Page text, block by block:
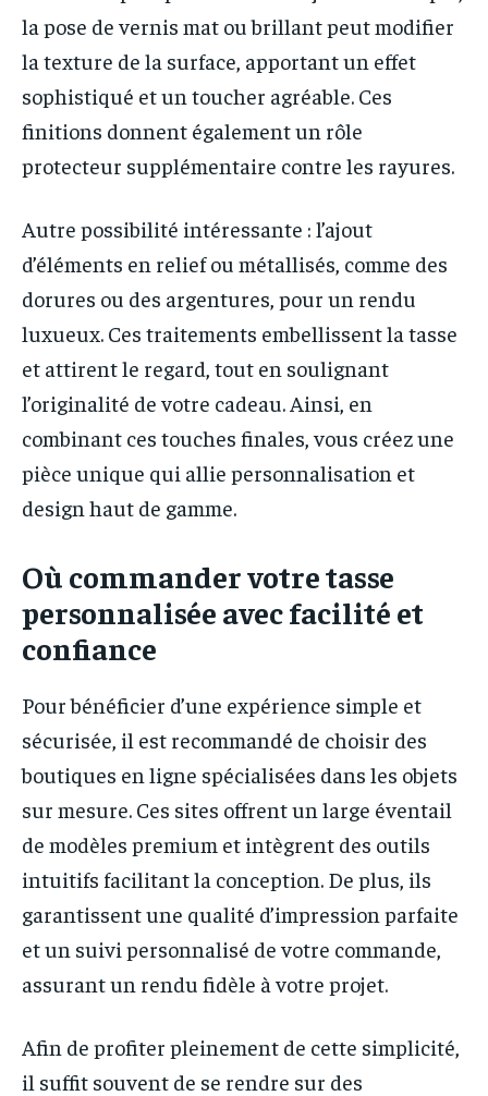
la pose de vernis mat ou brillant peut modifier
la texture de la surface, apportant un effet
sophistiqué et un toucher agréable. Ces
finitions donnent également un rôle
protecteur supplémentaire contre les rayures.
Autre possibilité intéressante : l’ajout
d’éléments en relief ou métallisés, comme des
dorures ou des argentures, pour un rendu
luxueux. Ces traitements embellissent la tasse
et attirent le regard, tout en soulignant
l’originalité de votre cadeau. Ainsi, en
combinant ces touches finales, vous créez une
pièce unique qui allie personnalisation et
design haut de gamme.
Où commander votre tasse
personnalisée avec facilité et
confiance
Pour bénéficier d’une expérience simple et
sécurisée, il est recommandé de choisir des
boutiques en ligne spécialisées dans les objets
sur mesure. Ces sites offrent un large éventail
de modèles premium et intègrent des outils
intuitifs facilitant la conception. De plus, ils
garantissent une qualité d’impression parfaite
et un suivi personnalisé de votre commande,
assurant un rendu fidèle à votre projet.
Afin de profiter pleinement de cette simplicité,
il suffit souvent de se rendre sur des